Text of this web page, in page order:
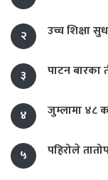
२ उच्च शिक्षा
३ पाटन बारका
४ जुम्लामा ४८
५ पहिरोले